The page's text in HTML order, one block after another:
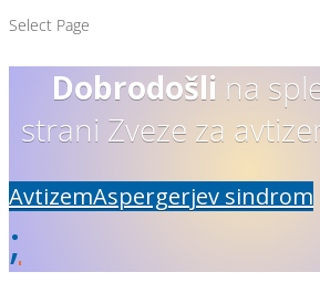
Select Page
Dobrodošli na
strani Zveze za
AvtizemAspergerjev sindrom
;